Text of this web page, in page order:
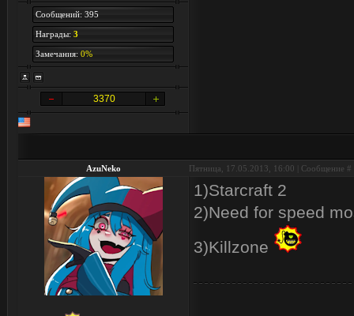
Сообщений: 395
Награды: 3
Замечания: 0%
3370
AzuNeko Пятница, 17.05.2013, 16:00 | Сообщение #
1)Starcraft 2
2)Need for speed
3)Killzone